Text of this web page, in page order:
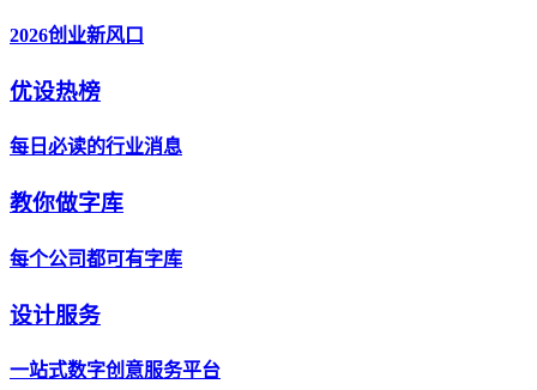
2026创业新风口
优设热榜
每日必读的行业消息
教你做字库
每个公司都可有字库
设计服务
一站式数字创意服务平台